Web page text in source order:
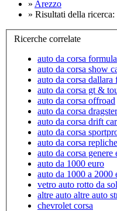
» Arezzo
» Risultati della
Ricerche correlate
auto da corsa formula
auto da corsa show
auto da corsa dallara
auto da corsa gt &
auto da corsa offroad
auto da corsa dragster
auto da corsa drift car
auto da corsa
auto da corsa
auto da corsa genere
auto da 1000 euro
auto da 1000 a 2000
vetro auto rotto da
altre auto altre auto
chevrolet corsa